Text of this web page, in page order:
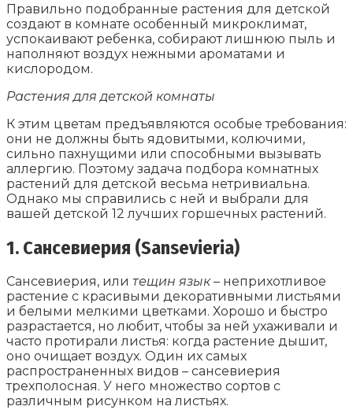
Правильно подобранные растения для детской
создают в комнате особенный микроклимат,
успокаивают ребенка, собирают лишнюю пыль и
наполняют воздух нежными ароматами и
кислородом.
Растения для детской комнаты
К этим цветам предъявляются особые требования:
они не должны быть ядовитыми, колючими,
сильно пахнущими или способными вызывать
аллергию. Поэтому задача подбора комнатных
растений для детской весьма нетривиальна.
Однако мы справились с ней и выбрали для
вашей детской 12 лучших горшечных растений.
1. Сансевиерия (Sansevieria)
Сансевиерия, или тещин язык– неприхотливое
растение с красивыми декоративными листьями
и белыми мелкими цветками. Хорошо и быстро
разрастается, но любит, чтобы за ней ухаживали и
часто протирали листья: когда растение дышит,
оно очищает воздух. Один их самых
распространенных видов – сансевиерия
трехполосная. У него множество сортов с
различным рисунком на листьях.